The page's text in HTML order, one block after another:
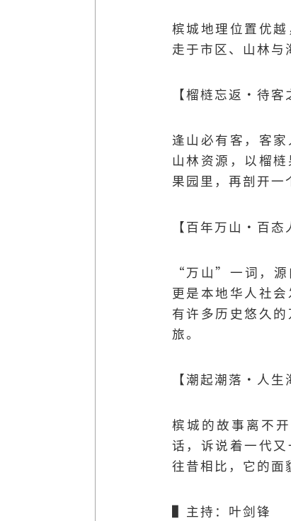
槟城地理位置优
走于市区、山林与
【榴梿忘返·待客
逢山必有客，客
山林资源，以榴
果园里，再剖开一
【百年万山·百态
“万山”一词，源
更是本地华人社
有许多历史悠久
旅。
【潮起潮落·人生
槟城的故事离不
话，诉说着一代
往昔相比，它的面
▌主持：叶剑锋